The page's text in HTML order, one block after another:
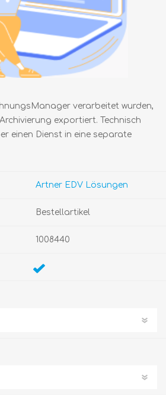
verarbeitet wurden,
exportiert. Technisch
einen Dienst in eine separate
Artner EDV Lösungen
Bestellartikel
1008440